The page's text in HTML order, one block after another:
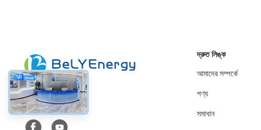
সোশ্যাল মিডিয়া
দ্রুত লিঙ্ক
আমাদের সম্পর্কে
পণ্য
সমাধান